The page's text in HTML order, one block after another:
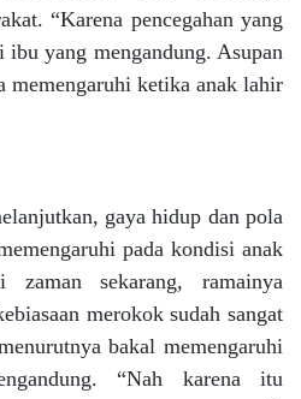
“Karena pencegahan yang
yang mengandung. Asupan
memengaruhi ketika anak lahir
gaya hidup dan pola
pada kondisi anak
zaman sekarang, ramainya
merokok sudah sangat
bakal memengaruhi
“Nah karena itu